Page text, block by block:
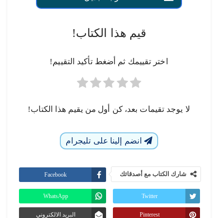
قيم هذا الكتاب!
اختر تقييمك ثم أضغط تأكيد التقييم!
لا يوجد تقيمات بعد، كن أول من يقيم هذا الكتاب!
انضم إلينا على تليجرام
شارك الكتاب مع أصدقائك Facebook
Twitter
WhatsApp
Pinterest البريد الالكتروني